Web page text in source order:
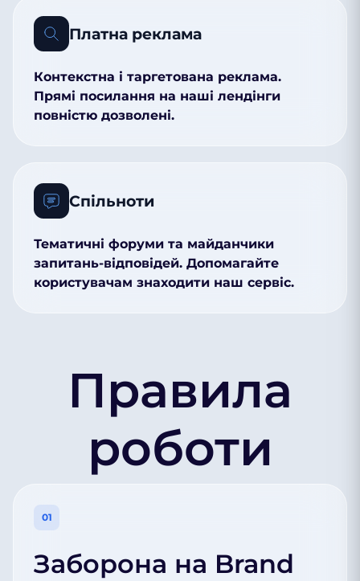
Платна реклама
Контекстна і таргетована реклама.
Прямі посилання на наші лендінги
повністю дозволені.
Спільноти
Тематичні форуми та майданчики
запитань-відповідей. Допомагайте
користувачам знаходити наш сервіс.
Правила
роботи
01
Заборона на Brand